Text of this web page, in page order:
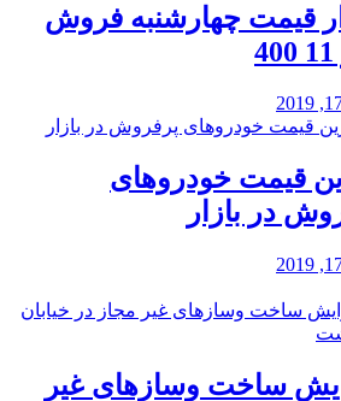
قیمت چهارشنبه فروش
قیمت خودرو‌های
در بازار
ساخت وسازهای غیر